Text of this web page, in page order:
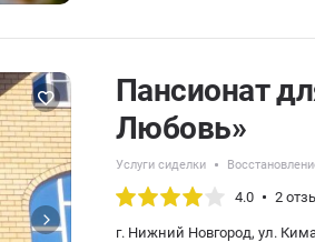
Пансионат
Любовь»
Услуги сиделки
4.0 2
г. Нижний Новгород, ул.